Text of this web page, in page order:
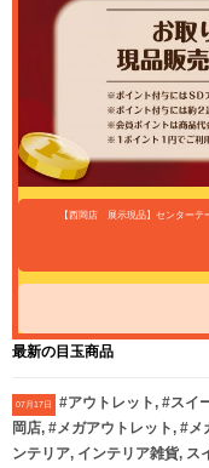
【西岡店 展示現品】センターテ
最新の目玉商品
07月17日
#アウトレット, #スイ
岡店, #メガアウトレット, #
ンテリア, インテリア雑貨, ス